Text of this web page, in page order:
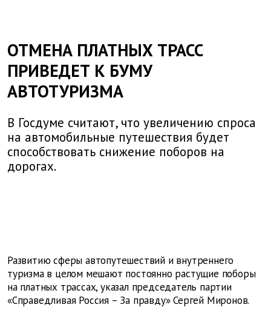
ОТМЕНА ПЛАТНЫХ ТРАСС
ПРИВЕДЕТ К БУМУ
АВТОТУРИЗМА
В Госдуме считают, что увеличению спроса
на автомобильные путешествия будет
способствовать снижение поборов на
дорогах.
Развитию сферы автопутешествий и внутреннего
туризма в целом мешают постоянно растущие поборы
на платных трассах, указал председатель партии
«Справедливая Россия – За правду» Сергей Миронов.